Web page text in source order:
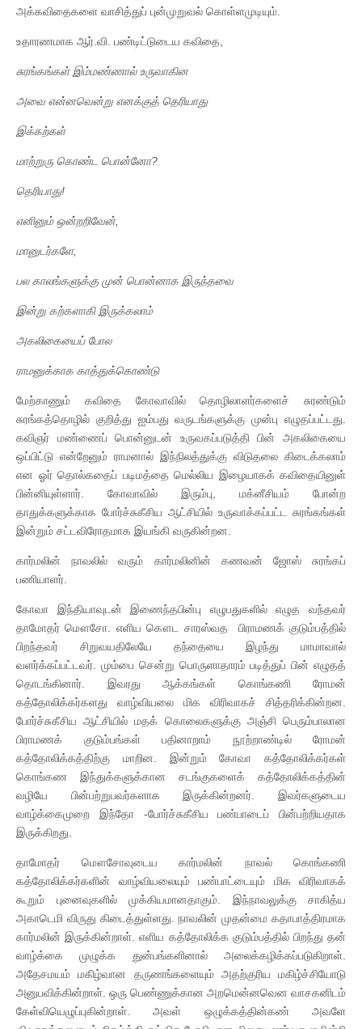
அக்கவிதைகளை வாசித்துப் புன்முறுவல் கொள்ளமுடியும்.
உதாரணமாக ஆர்.வி. பண்டிட்டுடைய கவிதை,
சுரங்கங்கள் இம்மண்ணால் உருவாகின
அவை என்னவென்று எனக்குத் தெரியாது
இக்கற்கள்
மாற்றுரு கொண்ட பொன்னோ?
தெரியாது!
எனினும் ஒன்றறிவேன்,
மானுடர்களே,
பல காலங்களுக்கு முன் பொன்னாக இருந்தவை
இன்று கற்களாகி இருக்கலாம்
அகலிகையைப் போல
ராமனுக்காக காத்துக்கொண்டு
மேற்காணும் கவிதை கோவாவில் தொழிலாளர்களைச் சுரண்டும்
சுரங்கத்தொழில் குறித்து ஐம்பது வருடங்களுக்கு முன்பு எழுதப்பட்டது.
கவிஞர் மண்ணைப் பொன்னுடன் உருவகப்படுத்தி பின் அகலிகையை
ஒப்பிட்டு என்றேனும் ராமனால் இந்நிலத்துக்கு விடுதலை கிடைக்கலாம்
என ஓர் தொல்கதைப் படிமத்தை மெல்லிய இழையாகக் கவிதையினுள்
பின்னியுள்ளார். கோவாவில் இரும்பு, மக்னீசியம் போன்ற
தாதுக்களுக்காக போர்ச்சுகீசிய ஆட்சியில் உருவாக்கப்பட்ட சுரங்கங்கள்
இன்றும் சட்டவிரோதமாக இயங்கி வருகின்றன.
கார்மலின் நாவலில் வரும் கார்மலினின் கணவன் ஜோஸ் சுரங்கப்
பணியாளர்.
கோவா இந்தியாவுடன் இணைந்தபின்பு எழுபதுகளில் எழுத வந்தவர்
தாமோதர் மௌசோ. எளிய கௌட சாரஸ்வத பிராமணக் குடும்பத்தில்
பிறந்தவர் சிறுவயதிலேயே தந்தையை இழந்து மாமாவால்
வளர்க்கப்பட்டவர். மும்பை சென்று பொருளாதாரம் படித்துப் பின் எழுதத்
தொடங்கினார். இவரது ஆக்கங்கள் கொங்கணி ரோமன்
கத்தோலிக்கர்களது வாழ்வியலை மிக விரிவாகச் சித்தரிக்கின்றன.
போர்ச்சுகீசிய ஆட்சியில் மதக் கொலைகளுக்கு அஞ்சி பெரும்பாலான
பிராமணக் குடும்பங்கள் பதினாறாம் நூற்றாண்டில் ரோமன்
கத்தோலிக்கத்திற்கு மாறின. இன்றும் கோவா கத்தோலிக்கர்கள்
கொங்கண இந்துக்களுக்கான சடங்குகளைக் கத்தோலிக்கத்தின்
வழியே பின்பற்றுபவர்களாக இருக்கின்றனர். இவர்களுடைய
வாழ்க்கைமுறை இந்தோ -போர்ச்சுகீசிய பண்பாடைப் பின்பற்றியதாக
இருக்கிறது.
தாமோதர் மௌசோவுடைய கார்மலின் நாவல் கொங்கணி
கத்தோலிக்கர்களின் வாழ்வியலையும் பண்பாட்டையும் மிக விரிவாகக்
கூறும் புனைவுகளில் முக்கியமானதாகும். இந்நாவலுக்கு சாகித்ய
அகாடெமி விருது கிடைத்துள்ளது. நாவலின் முதன்மை கதாபாத்திரமாக
கார்மலின் இருக்கின்றாள். எளிய கத்தோலிக்க குடும்பத்தில் பிறந்து தன்
வாழ்க்கை முழுக்க துன்பங்களினால் அலைக்கழிக்கப்படுகிறாள்.
அதேசமயம் மகிழ்வான தருணங்களையும் அதற்குரிய மகிழ்ச்சியோடு
அனுபவிக்கின்றாள். ஒரு பெண்ணுக்கான அறமென்னவென வாசகனிடம்
கேள்வியெழுப்புகின்றாள். அவள் ஒழுக்கத்தின்கண் அவளே